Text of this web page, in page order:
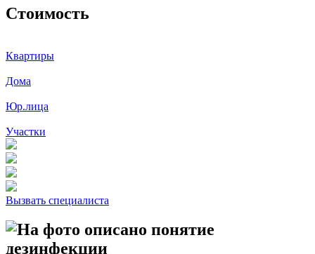
Стоимость
Квартиры
Дома
Юр.лица
Участки
Вызвать специалиста